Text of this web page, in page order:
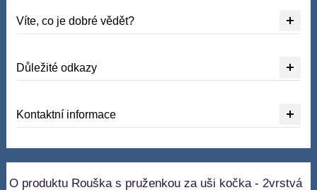
Víte, co je dobré vědět?
Důležité odkazy
Kontaktní informace
O produktu Rouška s pruženkou za uši kočka - 2vrstvá